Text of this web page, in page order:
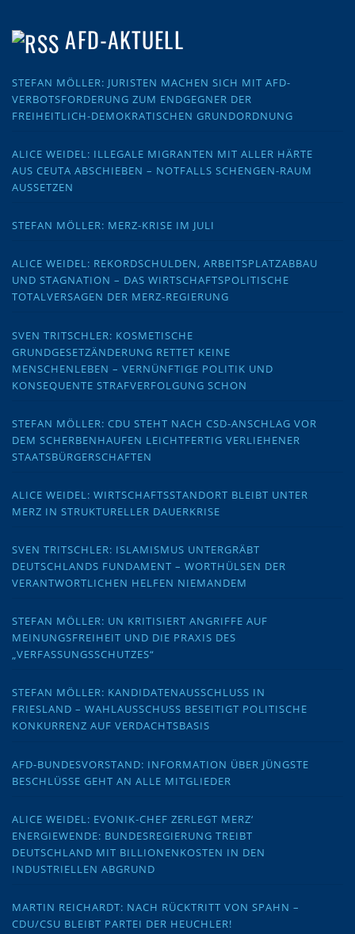
AFD-AKTUELL
STEFAN MÖLLER: JURISTEN MACHEN SICH MIT AFD-
VERBOTSFORDERUNG ZUM ENDGEGNER DER
FREIHEITLICH-DEMOKRATISCHEN GRUNDORDNUNG
ALICE WEIDEL: ILLEGALE MIGRANTEN MIT ALLER HÄRTE
AUS CEUTA ABSCHIEBEN – NOTFALLS SCHENGEN-RAUM
AUSSETZEN
STEFAN MÖLLER: MERZ-KRISE IM JULI
ALICE WEIDEL: REKORDSCHULDEN, ARBEITSPLATZABBAU
UND STAGNATION – DAS WIRTSCHAFTSPOLITISCHE
TOTALVERSAGEN DER MERZ-REGIERUNG
SVEN TRITSCHLER: KOSMETISCHE
GRUNDGESETZÄNDERUNG RETTET KEINE
MENSCHENLEBEN – VERNÜNFTIGE POLITIK UND
KONSEQUENTE STRAFVERFOLGUNG SCHON
STEFAN MÖLLER: CDU STEHT NACH CSD-ANSCHLAG VOR
DEM SCHERBENHAUFEN LEICHTFERTIG VERLIEHENER
STAATSBÜRGERSCHAFTEN
ALICE WEIDEL: WIRTSCHAFTSSTANDORT BLEIBT UNTER
MERZ IN STRUKTURELLER DAUERKRISE
SVEN TRITSCHLER: ISLAMISMUS UNTERGRÄBT
DEUTSCHLANDS FUNDAMENT – WORTHÜLSEN DER
VERANTWORTLICHEN HELFEN NIEMANDEM
STEFAN MÖLLER: UN KRITISIERT ANGRIFFE AUF
MEINUNGSFREIHEIT UND DIE PRAXIS DES
„VERFASSUNGSSCHUTZES“
STEFAN MÖLLER: KANDIDATENAUSSCHLUSS IN
FRIESLAND – WAHLAUSSCHUSS BESEITIGT POLITISCHE
KONKURRENZ AUF VERDACHTSBASIS
AFD-BUNDESVORSTAND: INFORMATION ÜBER JÜNGSTE
BESCHLÜSSE GEHT AN ALLE MITGLIEDER
ALICE WEIDEL: EVONIK-CHEF ZERLEGT MERZ‘
ENERGIEWENDE: BUNDESREGIERUNG TREIBT
DEUTSCHLAND MIT BILLIONENKOSTEN IN DEN
INDUSTRIELLEN ABGRUND
MARTIN REICHARDT: NACH RÜCKTRITT VON SPAHN –
CDU/CSU BLEIBT PARTEI DER HEUCHLER!